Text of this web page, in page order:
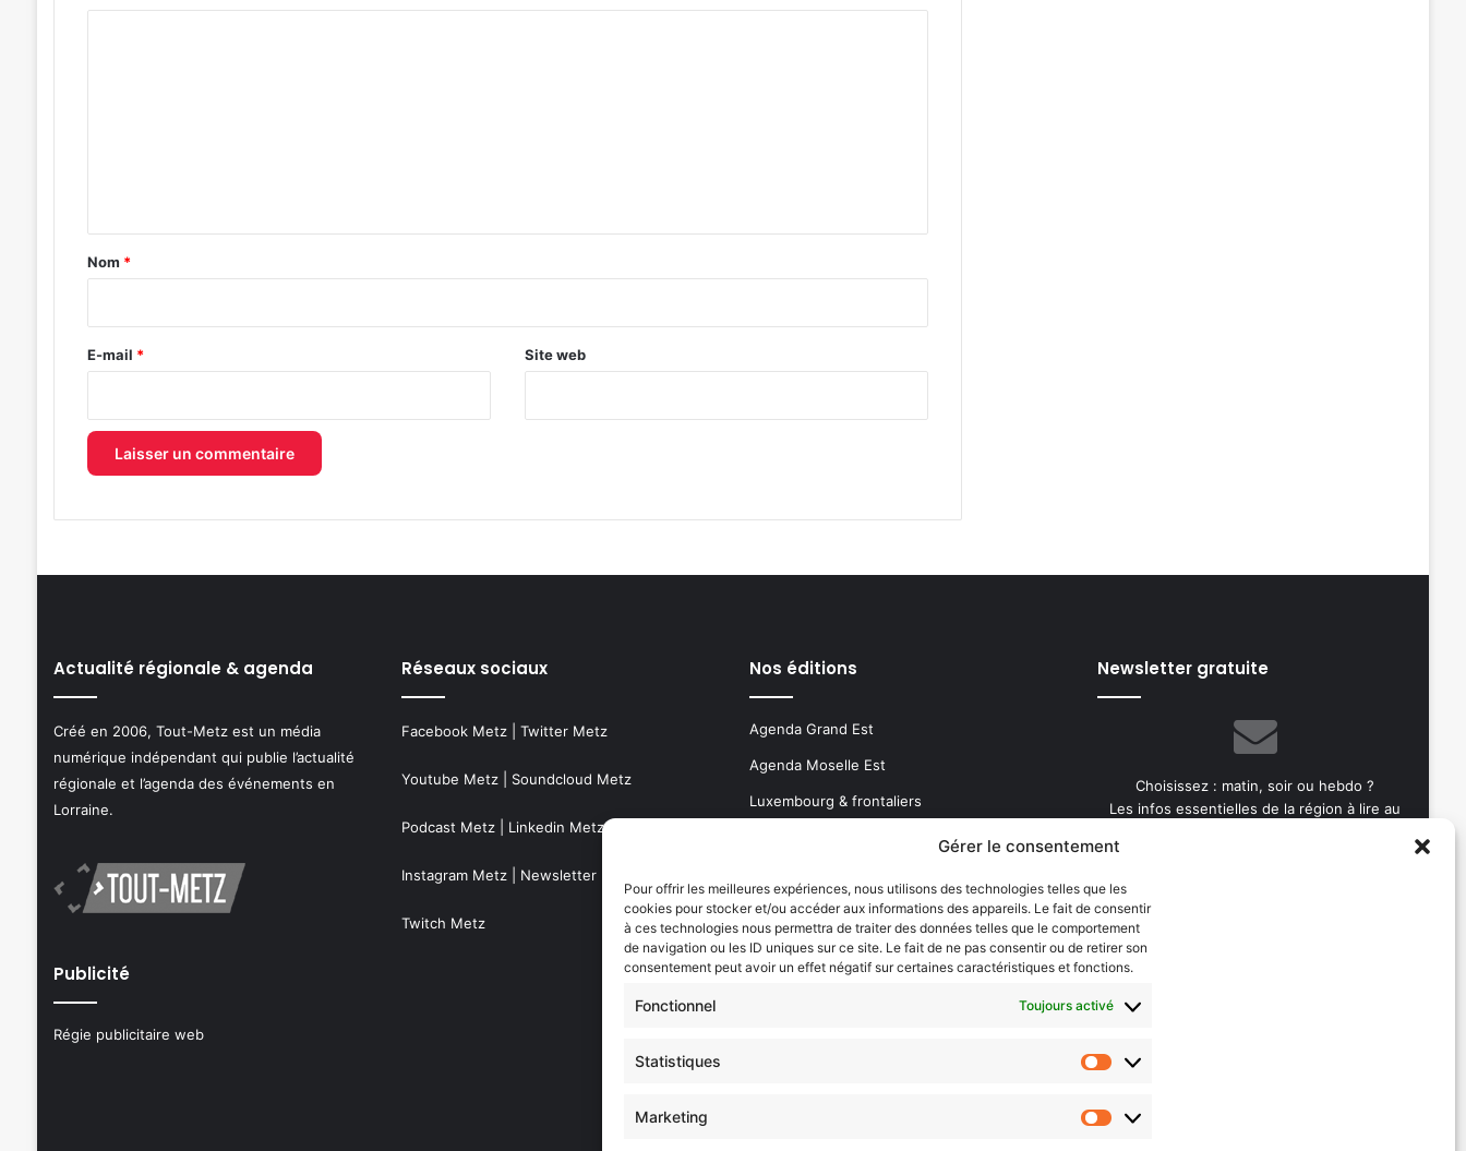
Gérer le consentement
Pour offrir les meilleures expériences, nous utilisons des technologies telles que les
cookies pour stocker et/ou accéder aux informations des appareils. Le fait de consentir
à ces technologies nous permettra de traiter des données telles que le comportement
de navigation ou les ID uniques sur ce site. Le fait de ne pas consentir ou de retirer son
consentement peut avoir un effet négatif sur certaines caractéristiques et fonctions.
Fonctionnel Toujours activé
Statistiques
Statistiques
Marketing
Marketing
a
e
Nom *
E-mail * Site web
Actualité régionale & agenda
Créé en 2006, Tout-Metz est un média
numérique indépendant qui publie l’actualité
régionale et l’agenda des événements en
Lorraine.
Publicité
Régie publicitaire web
Réseaux sociaux
Facebook Metz| Twitter Metz
Youtube Metz| Soundcloud Metz
Podcast Metz| Linkedin Metz
Instagram Metz| Newsletter Metz
Twitch Metz
Nos éditions
Agenda Grand Est
Agenda Moselle Est
Luxembourg & frontaliers
Thionville & Moselle Nord
Dossiers à la Une
Newsletter gratuite
Choisissez : matin, soir ou hebdo ?
Les infos essentielles de la région à lire au
votre
adresse
e-
mail
Evénements
AI now
Festival Constellations Metz